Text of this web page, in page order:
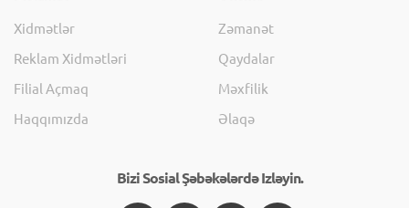
Xidmətlər
Reklam Xidmətləri
Filial Açmaq
Haqqımızda
Zəmanət
Qaydalar
Məxfilik
Əlaqə
Bizi Sosial Şəbəkələrdə Izləyin.